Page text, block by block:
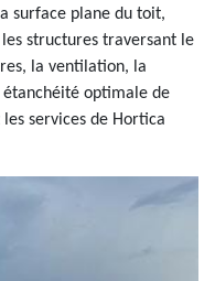
surface plane du toit,
structures traversant le
la ventilation, la
étanchéité optimale de
services de Hortica